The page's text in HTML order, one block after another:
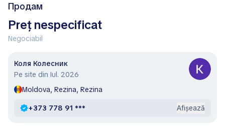
Продам
Preț nespecificat
Negociabil
Коля Колесник
Pe site din Iul. 2026
Moldova, Rezina, Rezina
+373 778 91 *** Afișează